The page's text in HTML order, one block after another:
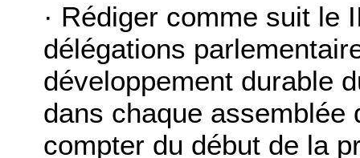
· Rédiger comme suit le
délégations
développement durable
dans chaque assemblée
compter du début de la